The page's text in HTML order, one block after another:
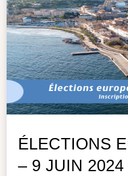
ÉLECTIONS
– 9 JUIN 2024